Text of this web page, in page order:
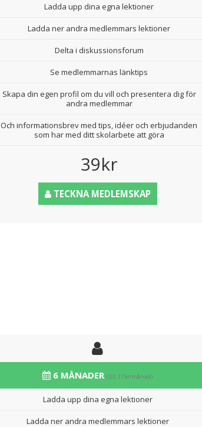
Ladda upp dina egna lektioner
Ladda ner andra medlemmars lektioner
Delta i diskussionsforum
Se medlemmarnas länktips
Skapa din egen profil om du vill och presentera dig för
andra medlemmar
Och informationsbrev med tips, idéer och erbjudanden
som har med ditt skolarbete att göra
39kr
TECKNA MEDLEMSKAP
6 MÅNADER (33,17kr/månad)
Ladda upp dina egna lektioner
Ladda ner andra medlemmars lektioner